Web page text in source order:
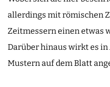
allerdings mit römischen
Zeitmessern einen etwas
Darüber hinaus wirkt es
Mustern auf dem Blatt